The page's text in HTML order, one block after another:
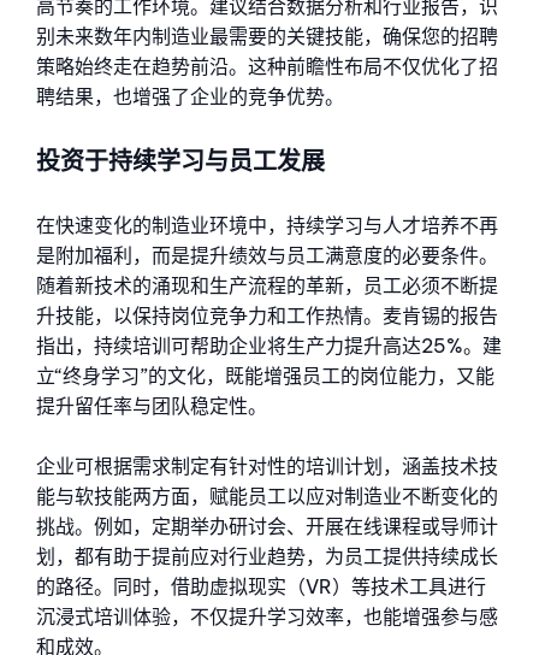
高节奏的工作环境。建议结合数据分析和行业报告，识
别未来数年内制造业最需要的关键技能，确保您的招聘
策略始终走在趋势前沿。这种前瞻性布局不仅优化了招
聘结果，也增强了企业的竞争优势。
投资于持续学习与员工发展
在快速变化的制造业环境中，持续学习与人才培养不再
是附加福利，而是提升绩效与员工满意度的必要条件。
随着新技术的涌现和生产流程的革新，员工必须不断提
升技能，以保持岗位竞争力和工作热情。麦肯锡的报告
指出，持续培训可帮助企业将生产力提升高达25%。建
立“终身学习”的文化，既能增强员工的岗位能力，又能
提升留任率与团队稳定性。
企业可根据需求制定有针对性的培训计划，涵盖技术技
能与软技能两方面，赋能员工以应对制造业不断变化的
挑战。例如，定期举办研讨会、开展在线课程或导师计
划，都有助于提前应对行业趋势，为员工提供持续成长
的路径。同时，借助虚拟现实（VR）等技术工具进行
沉浸式培训体验，不仅提升学习效率，也能增强参与感
和成效。